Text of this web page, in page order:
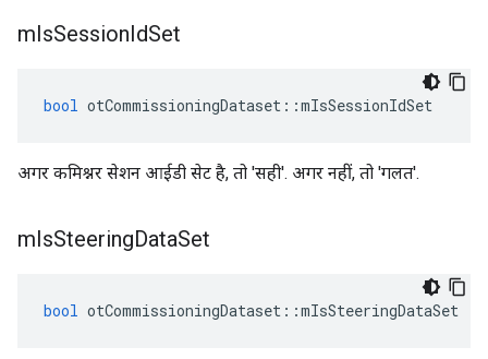
mIsSessionIdSet
bool otCommissioningDataset ::mIsSessionIdSet
अगर कमिश्नर सेशन आईडी सेट है, तो 'सही'. अगर नहीं, तो 'गलत'.
mIsSteeringDataSet
bool otCommissioningDataset ::mIsSteeringDataSet